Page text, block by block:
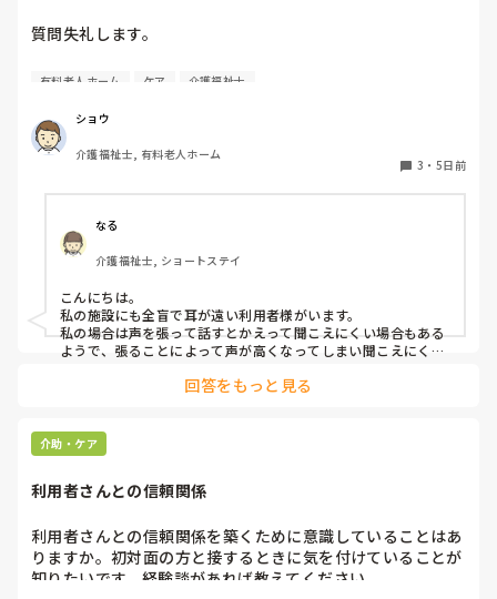
質問失礼します。
耳が遠く、目もあまり見えていない利用者様への声かけにつ
現在、私は「大きな声で、ゆっくり耳元でお話しする」とい
う方法で対応しています。
聞き取れると安心していただける方なので何とか理解しても
かり、痛めてしまうことがあります。
みなさんの職場で、このような方と関わる際に工夫している
ことや、喉に負担をかけずに意思疎通ができる良い方法など
よろしくお願いします。
有料老人ホーム ケア 介護福祉士
ショウ
介護福祉士, 有料老人ホーム
3 ・ 5日前
なる
介護福祉士, ショートステイ
こんにちは。
私の施設にも全盲で耳が遠い利用者様がいます。
私の場合は声を張って話すとかえって聞こえにくい場合もある
ようで、張ることによって声が高くなってしまい聞こえにくい
回答をもっと見る
介助・ケア
利用者さんとの信頼関係
利用者さんとの信頼関係を築くために意識していることはあ
りますか。初対面の方と接するときに気を付けていることが
知りたいです。経験談があれば教えてください。